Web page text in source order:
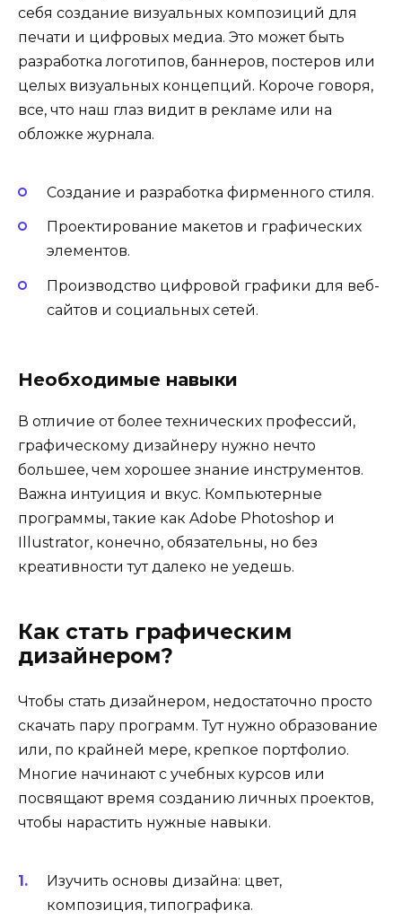
себя создание визуальных композиций для
печати и цифровых медиа. Это может быть
разработка логотипов, баннеров, постеров или
целых визуальных концепций. Короче говоря,
все, что наш глаз видит в рекламе или на
обложке журнала.
Создание и разработка фирменного стиля.
Проектирование макетов и графических
элементов.
Производство цифровой графики для веб-
сайтов и социальных сетей.
Необходимые навыки
В отличие от более технических профессий,
графическому дизайнеру нужно нечто
большее, чем хорошее знание инструментов.
Важна интуиция и вкус. Компьютерные
программы, такие как Adobe Photoshop и
Illustrator, конечно, обязательны, но без
креативности тут далеко не уедешь.
Как стать графическим
дизайнером?
Чтобы стать дизайнером, недостаточно просто
скачать пару программ. Тут нужно образование
или, по крайней мере, крепкое портфолио.
Многие начинают с учебных курсов или
посвящают время созданию личных проектов,
чтобы нарастить нужные навыки.
Изучить основы дизайна: цвет,
композиция, типографика.